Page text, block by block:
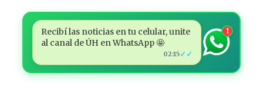
Recibí las noticias en tu celular, unite
al canal de ÚH en WhatsApp 🤩
02:15✓✓
1